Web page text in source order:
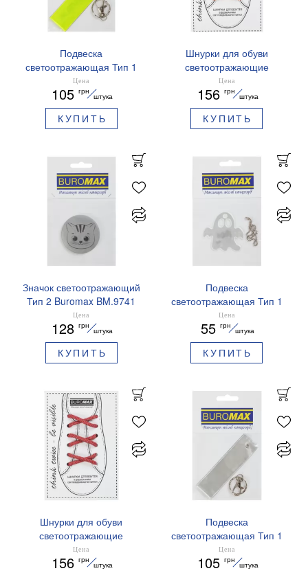
Подвеска
светоотражающая Тип 1
Buromax Patriot BM.9731
желто-синяя
Цена
105 грн
штука
КУПИТЬ
Шнурки для обуви
светоотражающие
Buromax BM.9790-11
оранжевые
Цена
156 грн
штука
КУПИТЬ
Значок светоотражающий
Тип 2 Buromax BM.9741
Кошечка
Цена
128 грн
штука
КУПИТЬ
Подвеска
светоотражающая Тип 1
Buromax BM.9704
Привидение
Цена
55 грн
штука
КУПИТЬ
Шнурки для обуви
светоотражающие
Buromax BM.9790-05
красные
Цена
156 грн
штука
Подвеска
светоотражающая Тип 1
Buromax BM.9730 серо-
синяя
Цена
105 грн
штука